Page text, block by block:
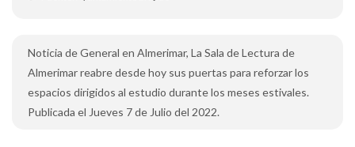
Noticia de General en Almerimar, La Sala de Lectura de
Almerimar reabre desde hoy sus puertas para reforzar los
espacios dirigidos al estudio durante los meses estivales.
Publicada el Jueves 7 de Julio del 2022.